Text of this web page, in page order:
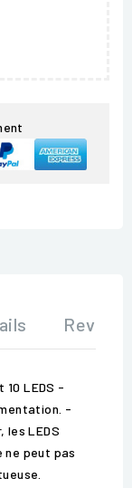
LEDS -
-
les LEDS
ne peut pas